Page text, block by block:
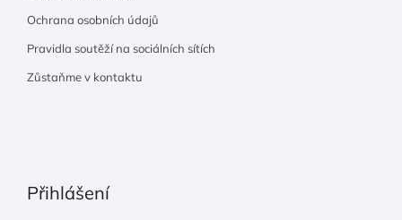
Ochrana osobních údajů
Pravidla soutěží na sociálních sítích
Zůstaňme v kontaktu
Přihlášení